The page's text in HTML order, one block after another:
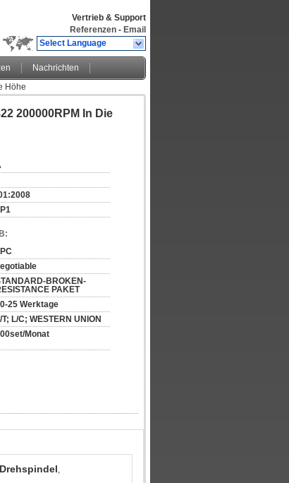
Vertrieb & Support
Referenzen - Email
Select Language
Nachrichten
Höhe
200000RPM In Die
BROKEN-
PAKET
25 Werktage
T; L/C; WESTERN UNION
Monat
,